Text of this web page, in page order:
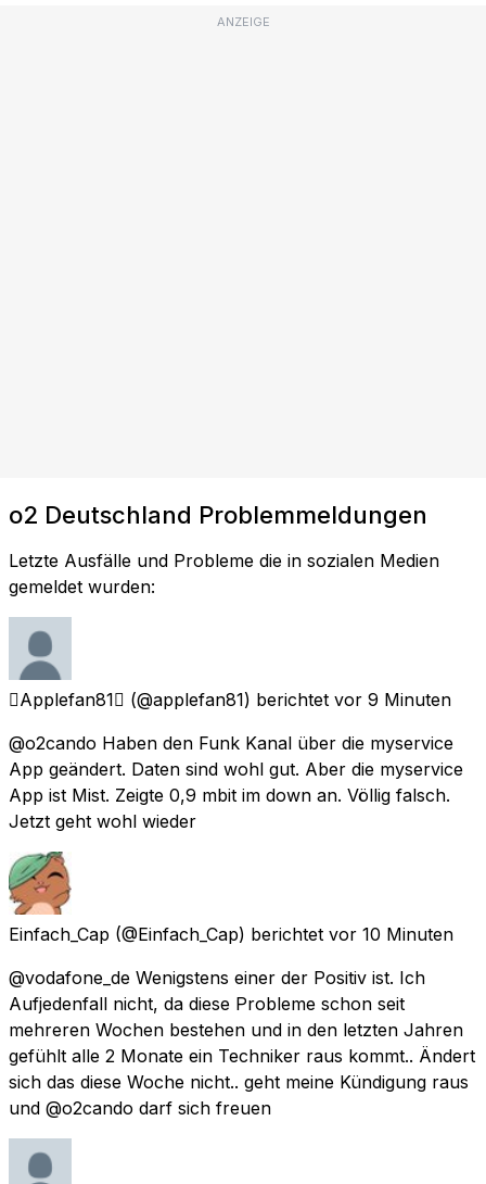
ANZEIGE
o2 Deutschland Problemmeldungen
Letzte Ausfälle und Probleme die in sozialen Medien
gemeldet wurden:
Applefan81 (@applefan81) berichtet vor 9 Minuten
@o2cando Haben den Funk Kanal über die myservice
App geändert. Daten sind wohl gut. Aber die myservice
App ist Mist. Zeigte 0,9 mbit im down an. Völlig falsch.
Jetzt geht wohl wieder
Einfach_Cap (@Einfach_Cap) berichtet vor 10 Minuten
@vodafone_de Wenigstens einer der Positiv ist. Ich
Aufjedenfall nicht, da diese Probleme schon seit
mehreren Wochen bestehen und in den letzten Jahren
gefühlt alle 2 Monate ein Techniker raus kommt.. Ändert
sich das diese Woche nicht.. geht meine Kündigung raus
und @o2cando darf sich freuen